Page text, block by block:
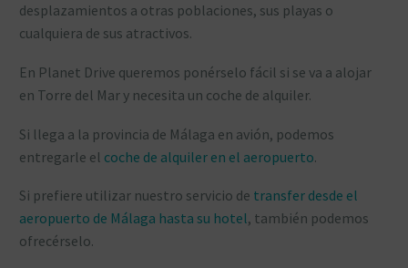
desplazamientos a otras poblaciones, sus playas o
cualquiera de sus atractivos.
En Planet Drive queremos ponérselo fácil si se va a alojar
en Torre del Mar y necesita un coche de alquiler.
Si llega a la provincia de Málaga en avión, podemos
entregarle el coche de alquiler en el aeropuerto.
Si prefiere utilizar nuestro servicio de transfer desde el
aeropuerto de Málaga hasta su hotel, también podemos
ofrecérselo.